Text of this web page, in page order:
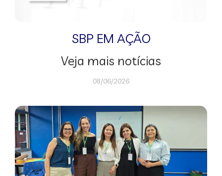
SBP EM AÇÃO
Veja mais notícias
08/06/2026